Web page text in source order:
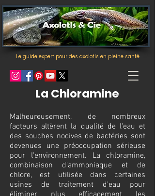
Le guide expert pour des axolotls en pleine santé
La Chloramine
Malheureusement, de nombreux
facteurs altèrent la qualité de l'eau et
des souches nocives de bactéries sont
devenues une préoccupation sérieuse
pour l'environnement. La chloramine,
combinaison d'ammoniaque et de
chlore, est utilisée dans certaines
usines de traitement d'eau pour